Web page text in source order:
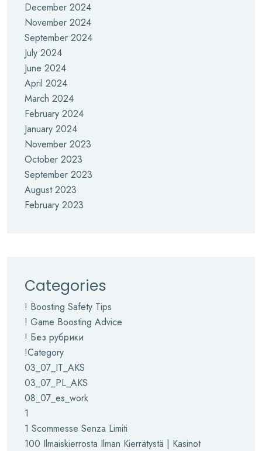
December 2024
November 2024
September 2024
July 2024
June 2024
April 2024
March 2024
February 2024
January 2024
November 2023
October 2023
September 2023
August 2023
February 2023
Categories
! Boosting Safety Tips
! Game Boosting Advice
! Без рубрики
!Category
03_07_IT_AKS
03_07_PL_AKS
08_07_es_work
1
1 Scommesse Senza Limiti
100 Ilmaiskierrosta Ilman Kierrätystä | Kasinot